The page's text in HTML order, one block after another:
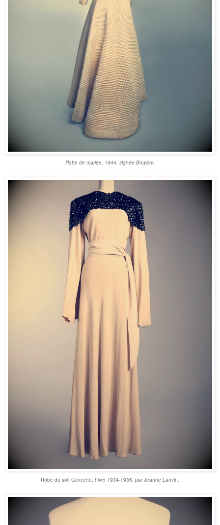
Robe de mariée, 1944, signée Bruyère.
Robe du soir Concerto, hiver 1934-1935, par Jeanne Lanvin.